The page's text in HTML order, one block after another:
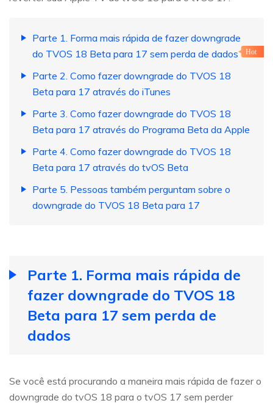
Parte 1. Forma mais rápida de fazer downgrade
do TVOS 18 Beta para 17 sem perda de dados
Hot
Parte 2. Como fazer downgrade do TVOS 18
Beta para 17 através do iTunes
Parte 3. Como fazer downgrade do TVOS 18
Beta para 17 através do Programa Beta da Apple
Parte 4. Como fazer downgrade do TVOS 18
Beta para 17 através do tvOS Beta
Parte 5. Pessoas também perguntam sobre o
downgrade do TVOS 18 Beta para 17
Parte 1. Forma mais rápida de
fazer downgrade do TVOS 18
Beta para 17 sem perda de
dados
Se você está procurando a maneira mais rápida de fazer o
downgrade do tvOS 18 para o tvOS 17 sem perder